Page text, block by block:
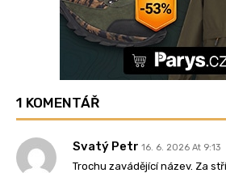
1 KOMENTÁŘ
Svatý Petr 16. 6. 2026 At 9:13
Trochu zavádějící název. Za